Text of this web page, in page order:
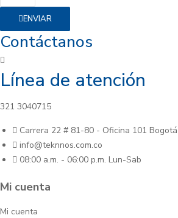
ENVIAR
Contáctanos
Línea de atención
321 3040715
Carrera 22 # 81-80 - Oficina 101
info@teknnos.com.co
08:00 a.m. - 06:00 p.m. Lun-Sab
Mi cuenta
Mi cuenta